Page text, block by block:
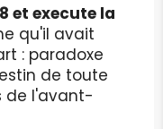
et execute la
qu'il avait
: paradoxe
de toute
de l'avant-